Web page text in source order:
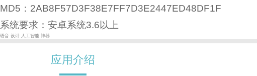
MD5：2AB8F57D3F38E7FF7D3E2447ED48DF1F
系统要求：安卓系统3.6以上
语音 设计 人工智能 神器
应用介绍